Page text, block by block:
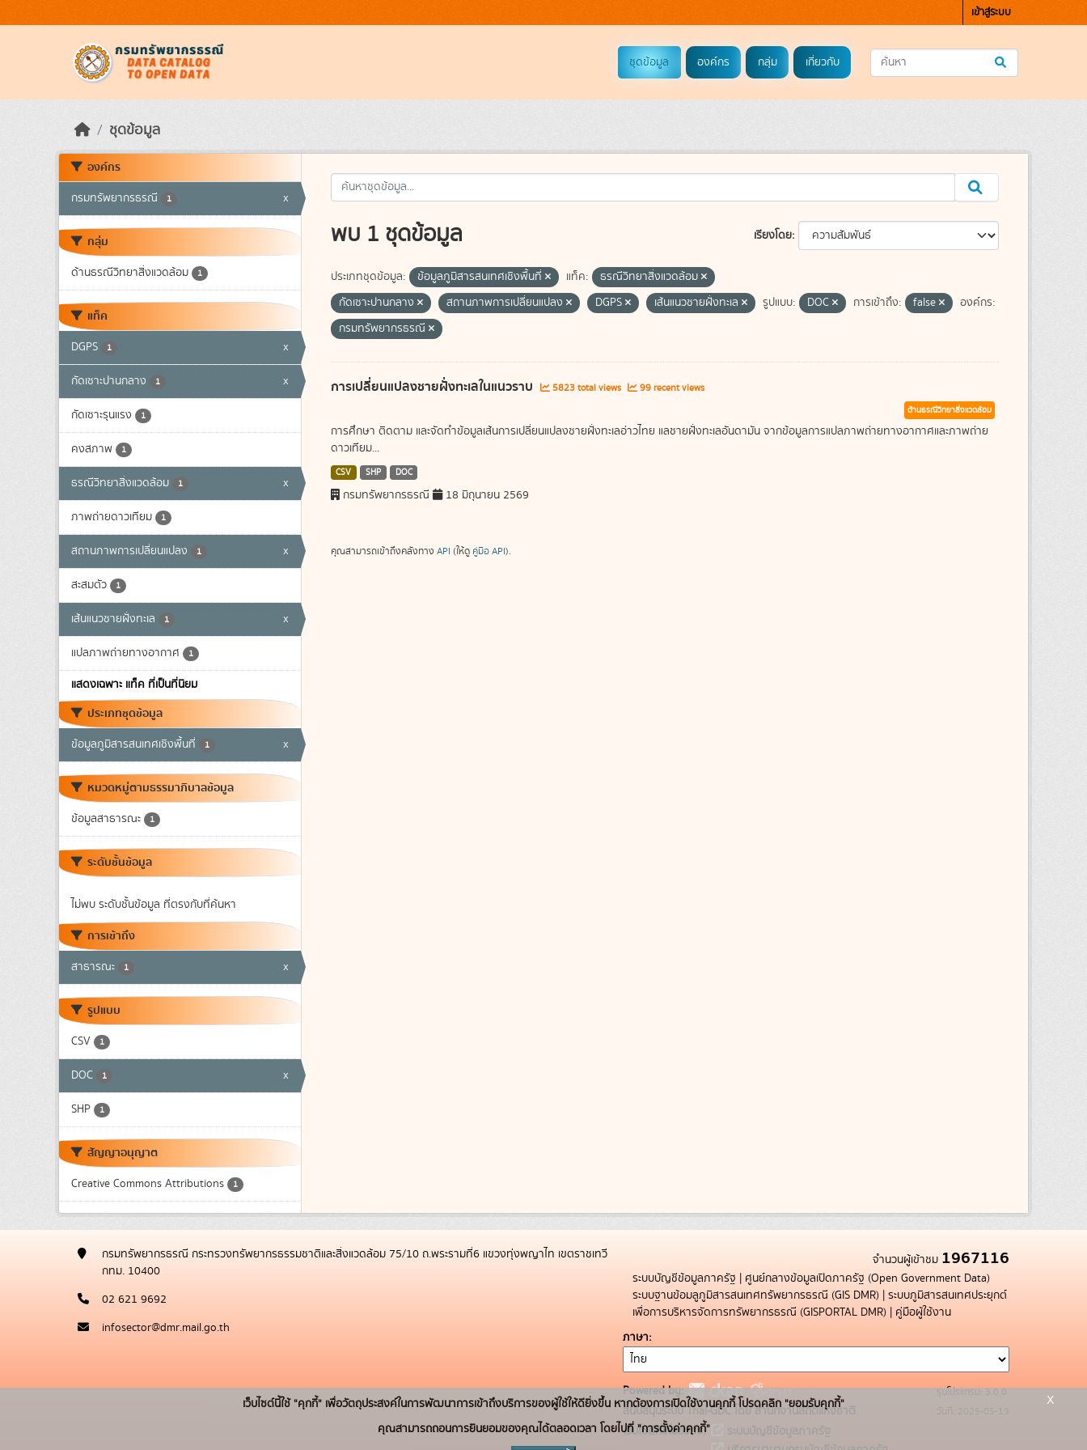
เข้าสู่ระบบ
ชุดข้อมูล องค์กร กลุ่ม เกี่ยวกับ
ชุดข้อมูล
องค์กร
กรมทรัพยากรธรณี 1 x
กลุ่ม
ด้านธรณีวิทยาสิ่งแวดล้อม 1
แท็ค
DGPS 1 x
กัดเซาะปานกลาง 1 x
กัดเซาะรุนแรง 1
คงสภาพ 1
ธรณีวิทยาสิ่งแวดล้อม 1 x
ภาพถ่ายดาวเทียม 1
สถานภาพการเปลี่ยนแปลง 1 x
สะสมตัว 1
เส้นแนวชายฝั่งทะเล 1 x
แปลภาพถ่ายทางอากาศ 1
แสดงเฉพาะ แท็ค ที่เป็นที่นิยม
ประเภทชุดข้อมูล
ข้อมูลภูมิสารสนเทศเชิงพื้นที่ 1 x
หมวดหมู่ตามธรรมาภิบาลข้อมูล
ข้อมูลสาธารณะ 1
ระดับชั้นข้อมูล
ไม่พบ ระดับชั้นข้อมูล ที่ตรงกับที่ค้นหา
การเข้าถึง
สาธารณะ 1 x
รูปแบบ
CSV 1
DOC 1 x
SHP 1
สัญญาอนุญาต
Creative Commons Attributions 1
เรียงโดย
พบ 1 ชุดข้อมูล
ประเภทชุดข้อมูล: ข้อมูลภูมิสารสนเทศเชิงพื้นที่ แท็ค:
ธรณีวิทยาสิ่งแวดล้อม
กัดเซาะปานกลาง
สถานภาพการเปลี่ยนแปลง DGPS เส้นแนวชายฝั่งทะเล รูปแบบ: DOC การเข้าถึง: false
องค์กร:
กรมทรัพยากรธรณี
การเปลี่ยนแปลงชายฝั่งทะเลในแนวราบ 5823 total views 99 recent views
ด้านธรณีวิทยาสิ่งแวดล้อม
การศึกษา ติดตาม และจัดทำข้อมูลเส้นการเปลี่ยนแปลงชายฝั่งทะเลอ่าวไทย แลชายฝั่งทะเลอันดามัน จากข้อมูลการแปลภาพถ่ายทางอากาศและภาพถ่าย
ดาวเทียม...
CSV SHP DOC
กรมทรัพยากรธรณี 18 มิถุนายน 2569
คุณสามารถเข้าถึงคลังทาง API (ให้ดู คู่มือ API).
กรมทรัพยากรธรณี กระทรวงทรัพยากรธรรมชาติและสิ่งแวดล้อม 75/10 ถ.พระรามที่6 แขวงทุ่งพญาไท เขตราชเทวี
กทม. 10400
02 621 9692
infosector@dmr.mail.go.th
จำนวนผู้เข้าชม 1967116
ระบบบัญชีข้อมูลภาครัฐ | ศูนย์กลางข้อมูลเปิดภาครัฐ (Open Government Data)
ระบบฐานข้อมลูภูมิสารสนเทศทรัพยากรธรณี (GIS DMR) | ระบบภูมิสารสนเทศประยุกต์
เพื่อการบริหารจัดการทรัพยากรธรณี (GISPORTAL DMR) | คู่มือผู้ใช้งาน
ภาษา
Powered by:
สนับสนุนระบบ Thai-GDC โดย สำนักงานสถิติแห่งชาติ
เว็บไซต์ที่เกี่ยวข้อง:
ระบบบัญชีข้อมูลภาครัฐ
รุ่นโปรแกรม: 3.0.0
วันที่: 2025-05-19
เว็บไซต์นี้ใช้ "คุกกี้" เพื่อวัตถุประสงค์ในการพัฒนาการเข้าถึงบริการของผู้ใช้ให้ดียิ่งขึ้น หากต้องการเปิดใช้งานคุกกี้ โปรดคลิก "ยอมรับคุกกี้"
คุณสามารถถอนการยินยอมของคุณได้ตลอดเวลา โดยไปที่ "การตั้งค่าคุกกี้"
x